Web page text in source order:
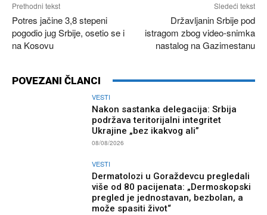
Prethodni tekst
Potres jačine 3,8 stepeni
pogodio jug Srbije, osetio se i
na Kosovu
Sledeći tekst
Državljanin Srbije pod
istragom zbog video-snimka
nastalog na Gazimestanu
POVEZANI ČLANCI
VESTI
Nakon sastanka delegacija: Srbija
podržava teritorijalni integritet
Ukrajine „bez ikakvog ali”
08/08/2026
VESTI
Dermatolozi u Goraždevcu pregledali
više od 80 pacijenata: „Dermoskopski
pregled je jednostavan, bezbolan, a
može spasiti život“